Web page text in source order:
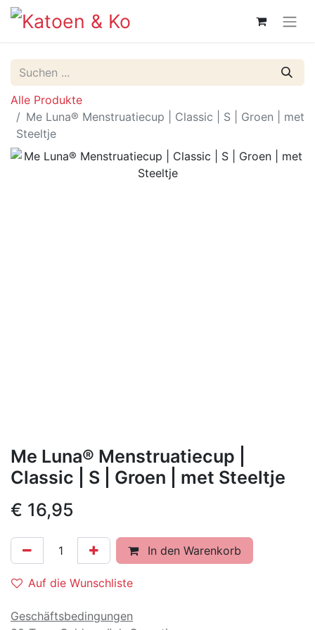
Alle Produkte
Me Luna® Menstruatiecup | Classic | S | Groen | met
Steeltje
Me Luna® Menstruatiecup |
Classic | S | Groen | met Steeltje
€ 16,95
In den Warenkorb
Auf die Wunschliste
Geschäftsbedingungen